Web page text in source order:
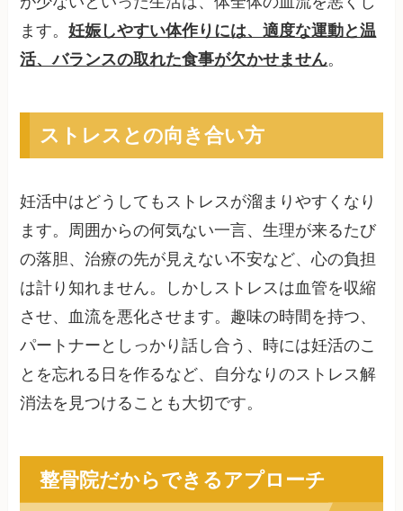
ます。妊娠しやすい体作りには、適度な運動と温
活、バランスの取れた食事が欠かせません。
ストレスとの向き合い方
妊活中はどうしてもストレスが溜まりやすくなり
ます。周囲からの何気ない一言、生理が来るたび
の落胆、治療の先が見えない不安など、心の負担
は計り知れません。しかしストレスは血管を収縮
させ、血流を悪化させます。趣味の時間を持つ、
パートナーとしっかり話し合う、時には妊活のこ
とを忘れる日を作るなど、自分なりのストレス解
消法を見つけることも大切です。
整骨院だからできるアプローチ